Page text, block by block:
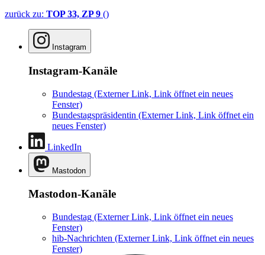
zurück zu: TOP 33, ZP 9 ()
Instagram
Instagram-Kanäle
Bundestag (Externer Link, Link öffnet ein neues
Fenster)
Bundestagspräsidentin (Externer Link, Link öffnet ein
neues Fenster)
LinkedIn
Mastodon
Mastodon-Kanäle
Bundestag (Externer Link, Link öffnet ein neues
Fenster)
hib-Nachrichten (Externer Link, Link öffnet ein neues
Fenster)